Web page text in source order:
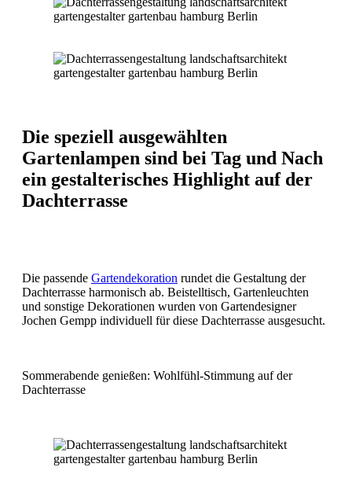
Die speziell ausgewählten
Gartenlampen sind bei Tag und Nach
ein gestalterisches Highlight auf der
Dachterrasse
Die passende Gartendekoration rundet die Gestaltung der
Dachterrasse harmonisch ab. Beistelltisch, Gartenleuchten
und sonstige Dekorationen wurden von Gartendesigner
Jochen Gempp individuell für diese Dachterrasse ausgesucht.
Sommerabende genießen: Wohlfühl-Stimmung auf der
Dachterrasse